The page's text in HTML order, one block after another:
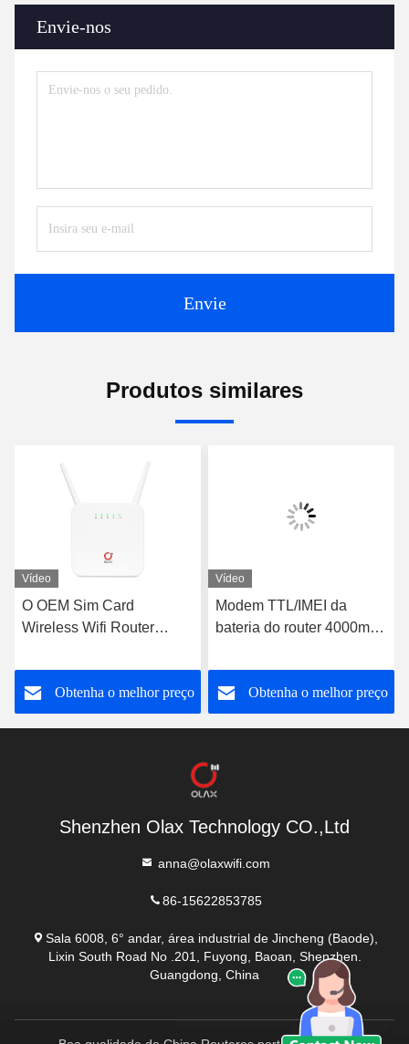
Envie-nos
Envie
Produtos similares
Vídeo
O OEM Sim Card
Wireless Wifi Router
o RJ45 MOVE OLAX AX6
PRO Obtenha o melhor preço
Vídeo
Modem TTL/IMEI da
bateria do router 4000mah
OLAX AX6 PRO
Obtenha o melhor preço
Shenzhen Olax Technology CO.,Ltd
anna@olaxwifi.com
86-15622853785
Sala 6008, 6° andar, área industrial de Jincheng (Baode),
Lixin South Road No .201, Fuyong, Baoan, Shenzhen.
Guangdong, China